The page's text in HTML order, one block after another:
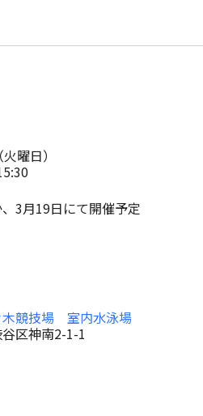
曜日）
3月19日にて開催予定
木競技場 室内水泳場
区神南2-1-1